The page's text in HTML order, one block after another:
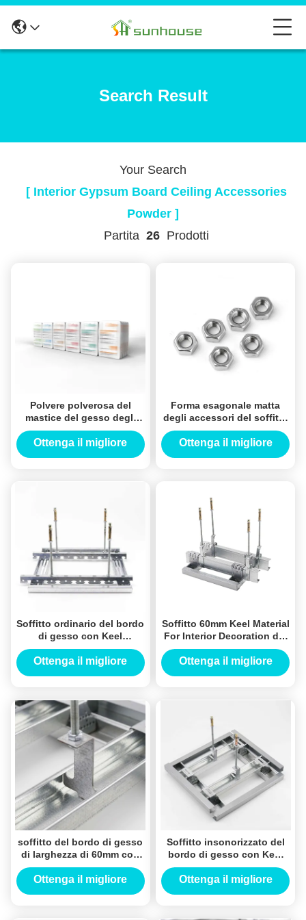
Search Result
Your Search
[ Interior Gypsum Board Ceiling Accessories
Powder ]
Partita 26 Prodotti
Polvere polverosa del
mastice del gesso degli
accessori del soffitto del
bordo di gesso per i muri
Ottenga il migliore
Forma esagonale matta
degli accessori del soffitto
del bordo di gesso di
acciaio inossidabile
Ottenga il migliore
Soffitto ordinario del bordo
di gesso con Keel
Galvanized Material
d'acciaio leggero
Ottenga il migliore
Soffitto 60mm Keel Material
For Interior Decoration del
bordo di gesso del
pannello di carta e gesso
Ottenga il migliore
soffitto del bordo di gesso
di larghezza di 60mm con
materiale galvanizzato
d'acciaio leggero
Ottenga il migliore
Soffitto insonorizzato del
bordo di gesso con Keel
Material d'acciaio leggero
Ottenga il migliore